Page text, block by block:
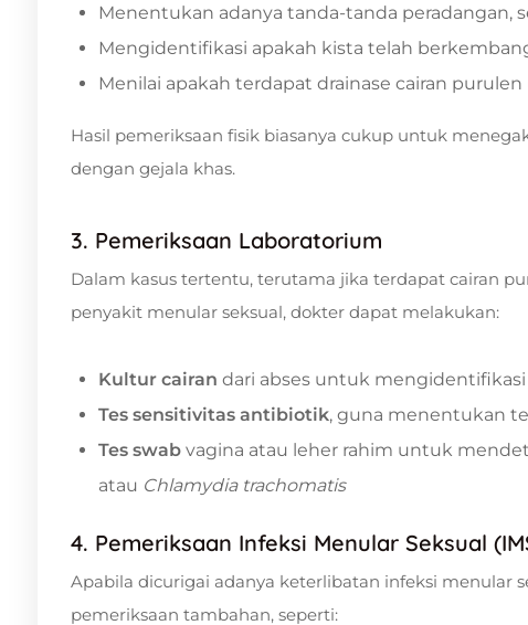
Menentukan adanya tanda-tanda peradangan,
Mengidentifikasi apakah kista telah
Menilai apakah terdapat drainase cairan purulen
Hasil pemeriksaan fisik biasanya cukup untuk
dengan gejala khas.
3. Pemeriksaan Laboratorium
Dalam kasus tertentu, terutama jika terdapat cairan
penyakit menular seksual, dokter dapat melakukan:
Kultur cairan dari abses untuk
Tes sensitivitas antibiotik, guna menentukan
Tes swab vagina atau leher rahim untuk
atau Chlamydia trachomatis
4. Pemeriksaan Infeksi Menular Seksual
Apabila dicurigai adanya keterlibatan infeksi menular
pemeriksaan tambahan, seperti: